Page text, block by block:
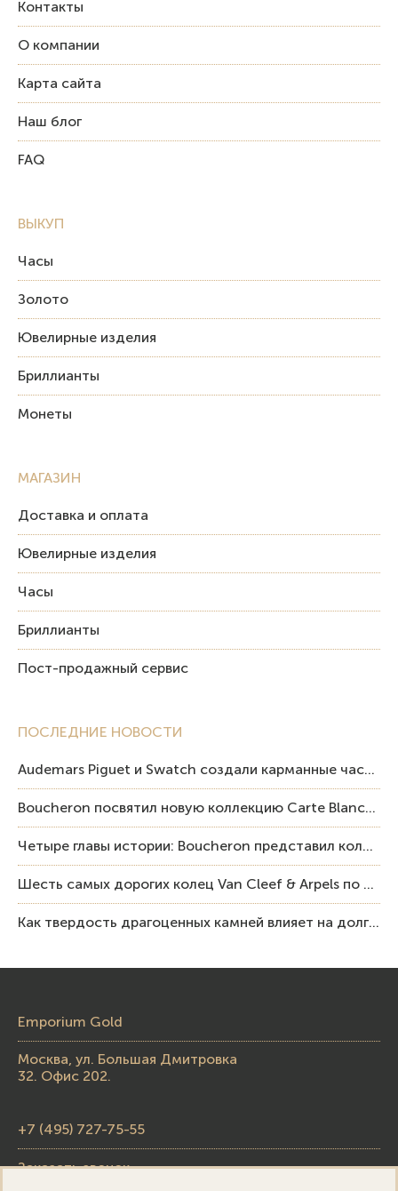
Контакты
О компании
Карта сайта
Наш блог
FAQ
ВЫКУП
Часы
Золото
Ювелирные изделия
Бриллианты
Монеты
ПОСЛЕДНИЕ НОВОСТИ
Audemars Piguet и Swatch создали карманные часы в эстетике Royal Oak и Pop Art
Boucheron посвятил новую коллекцию Carte Blanche Human Being человеку и силе мастерства
Четыре главы истории: Boucheron представил коллекцию «Nom: Boucheron, Prénom: Frédéric»
Шесть самых дорогих колец Van Cleef & Arpels по итогам аукционов Sotheby’s
Как твердость драгоценных камней влияет на долговечность ювелирных изделий
МАГАЗИН
Доставка и оплата
Ювелирные изделия
Часы
Бриллианты
Пост-продажный сервис
Emporium Gold
Москва, ул. Большая Дмитровка
32. Офис 202.
+7 (495) 727-75-55
Заказать звонок